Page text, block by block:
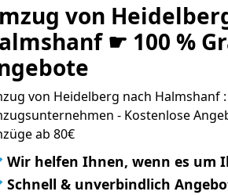
von
☛ 100 %
von Heidelberg nach Halmshanf :
- Kostenlose
ab 80€
Wir helfen Ihnen, wenn es um
Schnell & unverbindlich